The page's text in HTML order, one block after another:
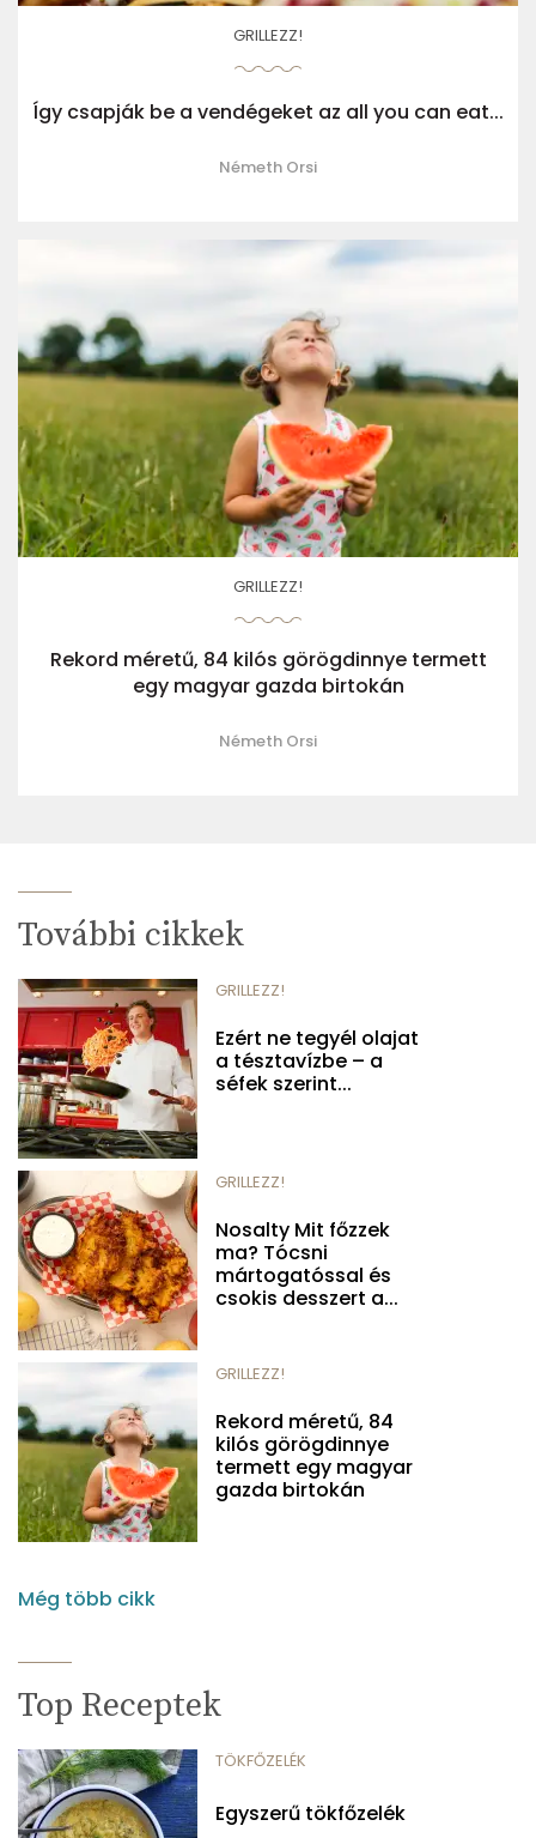
GRILLEZZ!
Így csapják be a vendégeket az all you can eat...
Németh Orsi
GRILLEZZ!
Rekord méretű, 84 kilós görögdinnye termett
egy magyar gazda birtokán
Németh Orsi
További cikkek
GRILLEZZ!
Ezért ne tegyél olajat
a tésztavízbe – a
séfek szerint...
GRILLEZZ!
Nosalty Mit főzzek
ma? Tócsni
mártogatóssal és
csokis desszert a...
GRILLEZZ!
Rekord méretű, 84
kilós görögdinnye
termett egy magyar
gazda birtokán
Még több cikk
Top Receptek
TÖKFŐZELÉK
Egyszerű tökfőzelék